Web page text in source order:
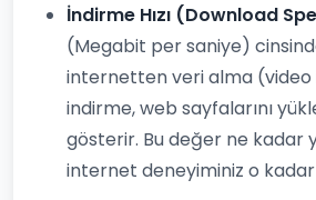
İndirme Hızı (Download
(Megabit per saniye)
internetten veri alma (video
indirme, web sayfalarını
gösterir. Bu değer ne kadar
internet deneyiminiz o kadar